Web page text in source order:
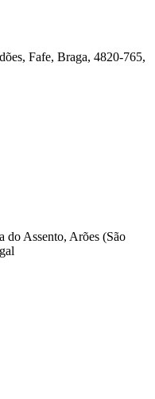
Fafe, Braga, 4820-765,
do Assento, Arões (São